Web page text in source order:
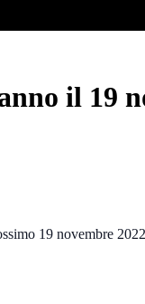
il 19
19 novembre